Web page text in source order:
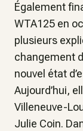
Également
WTA125 en
plusieurs
changement
nouvel état
Aujourd’hui,
Villeneuve-
Julie Coin.